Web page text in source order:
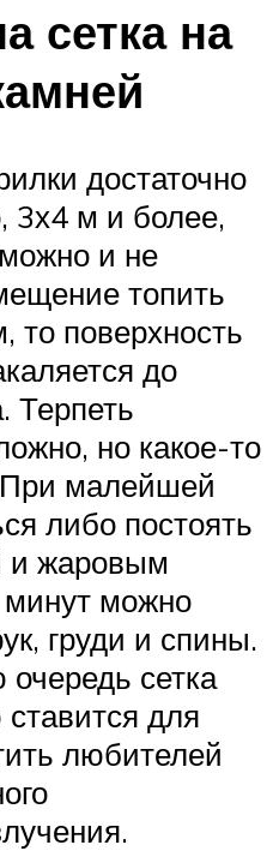
сетка на
достаточно
3х4 м и более,
и не
топить
то поверхность
до
Терпеть
но какое-то
малейшей
либо постоять
и жаровым
минут можно
груди и спины.
сетка
для
любителей